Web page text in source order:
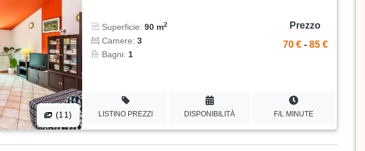
(11)
Superficie:90 m2
Camere:3
Bagni:1
Prezzo
70 € - 85 €
LISTINO PREZZI DISPONIBILITÀ F/L MINUTE